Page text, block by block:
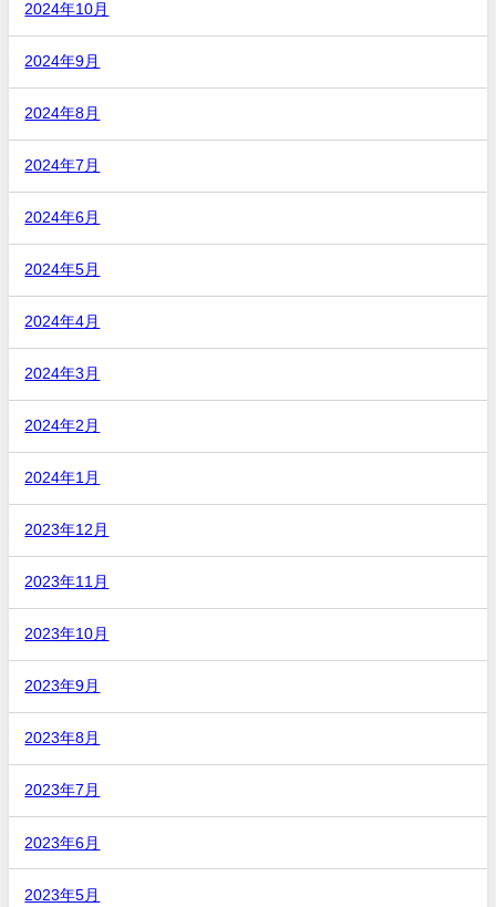
2024年10月
2024年9月
2024年8月
2024年7月
2024年6月
2024年5月
2024年4月
2024年3月
2024年2月
2024年1月
2023年12月
2023年11月
2023年10月
2023年9月
2023年8月
2023年7月
2023年6月
2023年5月